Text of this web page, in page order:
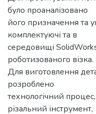
було проаналізовано
його призначення та
комплектуючі та в
середовищі
роботизованого візка.
Для виготовлення
розроблено
технологічний
різальний інструмент,